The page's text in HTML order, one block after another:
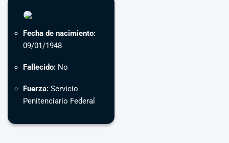
Fecha de nacimiento:
09/01/1948
Fallecido: No
Fuerza: Servicio
Penitenciario Federal